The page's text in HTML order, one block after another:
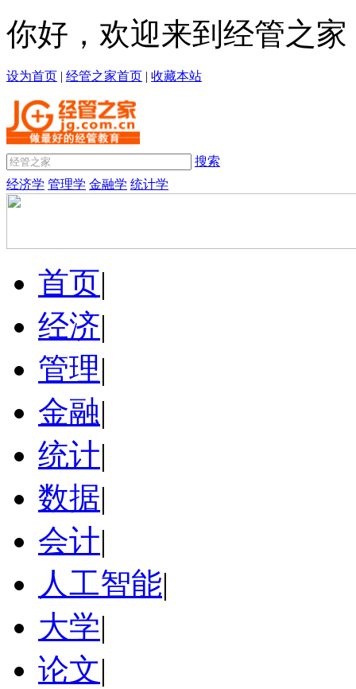
你好，欢迎来到经管之家
设为首页 | 经管之家首页 | 收藏本站
搜索
经济学 管理学 金融学 统计学
首页|
经济|
管理|
金融|
统计|
数据|
会计|
人工智能|
大学|
论文|